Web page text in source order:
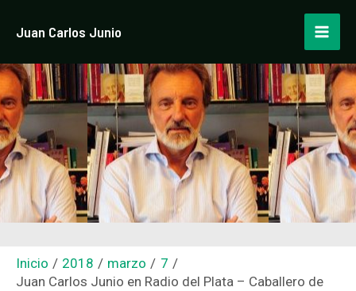
Juan Carlos Junio
Inicio 2018 marzo
7
Juan Carlos Junio en Radio del Plata – Caballero de
de